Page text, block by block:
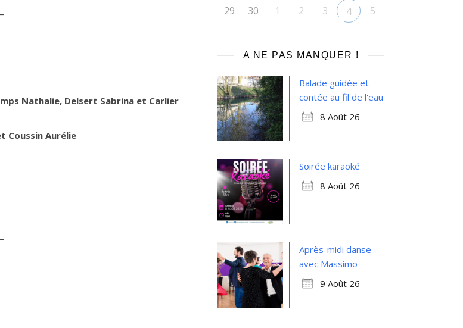
Nathalie, Delsert Sabrina et Carlier
Coussin Aurélie
29
30 1 2 3 4 5
A NE PAS MANQUER !
Balade guidée et
contée au fil de l'eau
8 Août 26
Soirée karaoké
8 Août 26
Après-midi danse
avec Massimo
9 Août 26